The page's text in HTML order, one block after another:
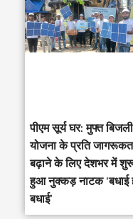
पीएम सूर्य घर: मुफ्त बिजली
योजना के प्रति
बढ़ाने के लिए देशभर में
हुआ नुक्कड़ नाटक ‘बधाई
बधाई’